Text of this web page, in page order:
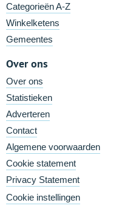
Categorieën A-Z
Winkelketens
Gemeentes
Over ons
Over ons
Statistieken
Adverteren
Contact
Algemene voorwaarden
Cookie statement
Privacy Statement
Cookie instellingen